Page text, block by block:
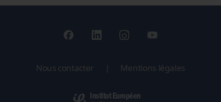
Nous contacter | Mentions légales
Institut Européen